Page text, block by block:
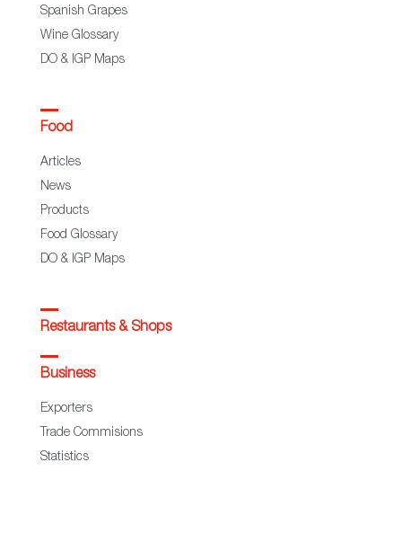
Spanish Grapes
Wine Glossary
DO & IGP Maps
Food
Articles
News
Products
Food Glossary
DO & IGP Maps
Restaurants & Shops
Business
Exporters
Trade Commisions
Statistics